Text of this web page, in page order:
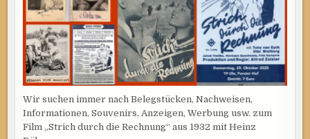
Wir suchen immer nach Belegstücken, Nachweisen,
Informationen, Souvenirs, Anzeigen, Werbung usw. zum
Film „Strich durch die Rechnung“ aus 1932 mit Heinz